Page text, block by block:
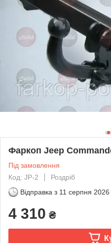
Фаркоп Jeep
Під замовлення
Код: JP-2
Роздріб
Відправка з 11 серпня 2026
4 310 ₴